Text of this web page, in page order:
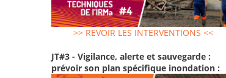
>> REVOIR LES INTERVENTIONS <<
JT#3 - Vigilance, alerte et sauvegarde :
prévoir son plan spécifique inondation :